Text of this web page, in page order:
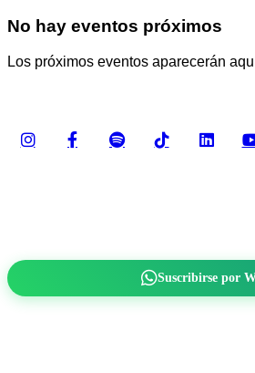
No hay eventos próximos
Los próximos eventos aparecerán
Suscribirse por